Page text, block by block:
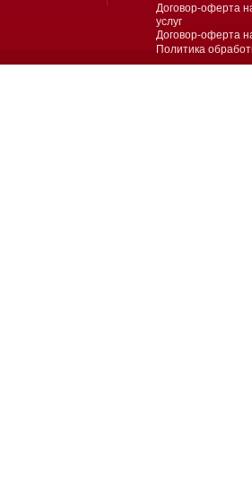
Договор-оферта
услуг
Договор-оферта
Политика